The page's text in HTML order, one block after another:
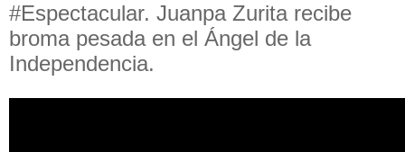
#Espectacular. Juanpa Zurita recibe
broma pesada en el Ángel de la
Independencia.